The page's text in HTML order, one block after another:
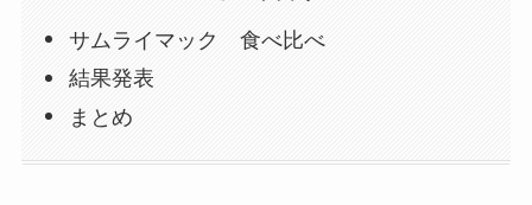
サムライマック 食べ比べ
結果発表
まとめ